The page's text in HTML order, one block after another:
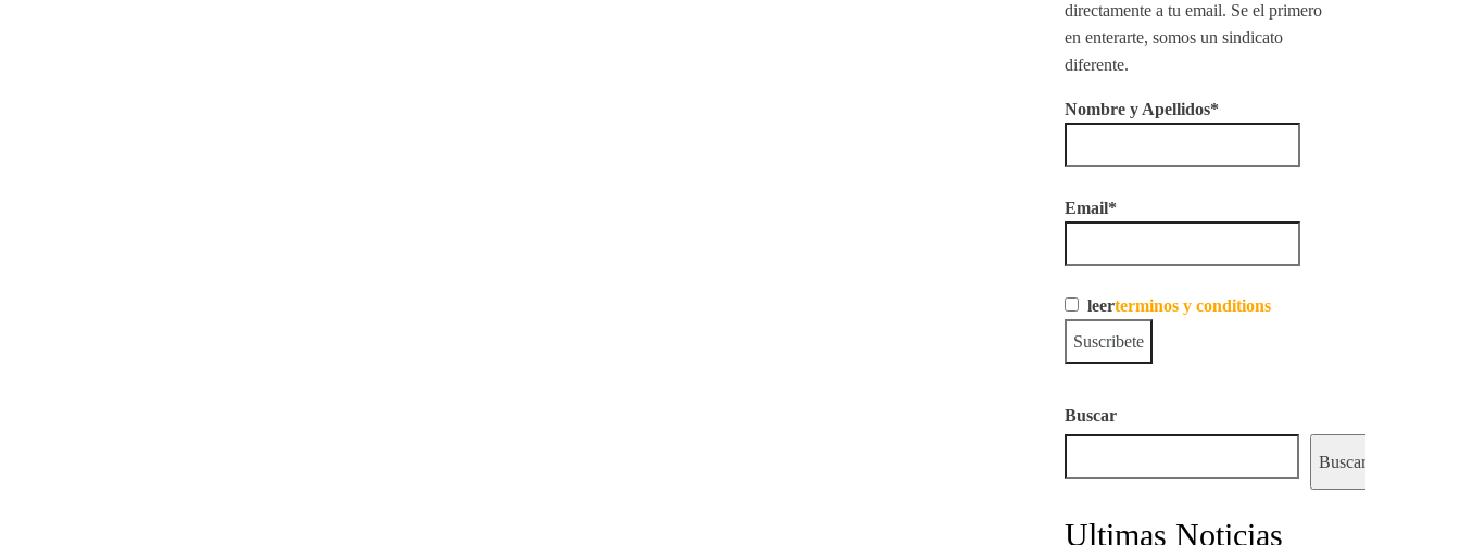
directamente a tu email. Se el primero
en enterarte, somos un sindicato
diferente.
Nombre y Apellidos*
Email*
leerterminos y conditions
Buscar
Buscar
Ultimas Noticias